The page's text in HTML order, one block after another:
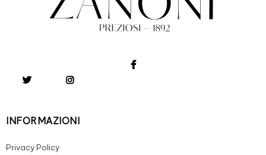
INFORMAZIONI
Privacy Policy